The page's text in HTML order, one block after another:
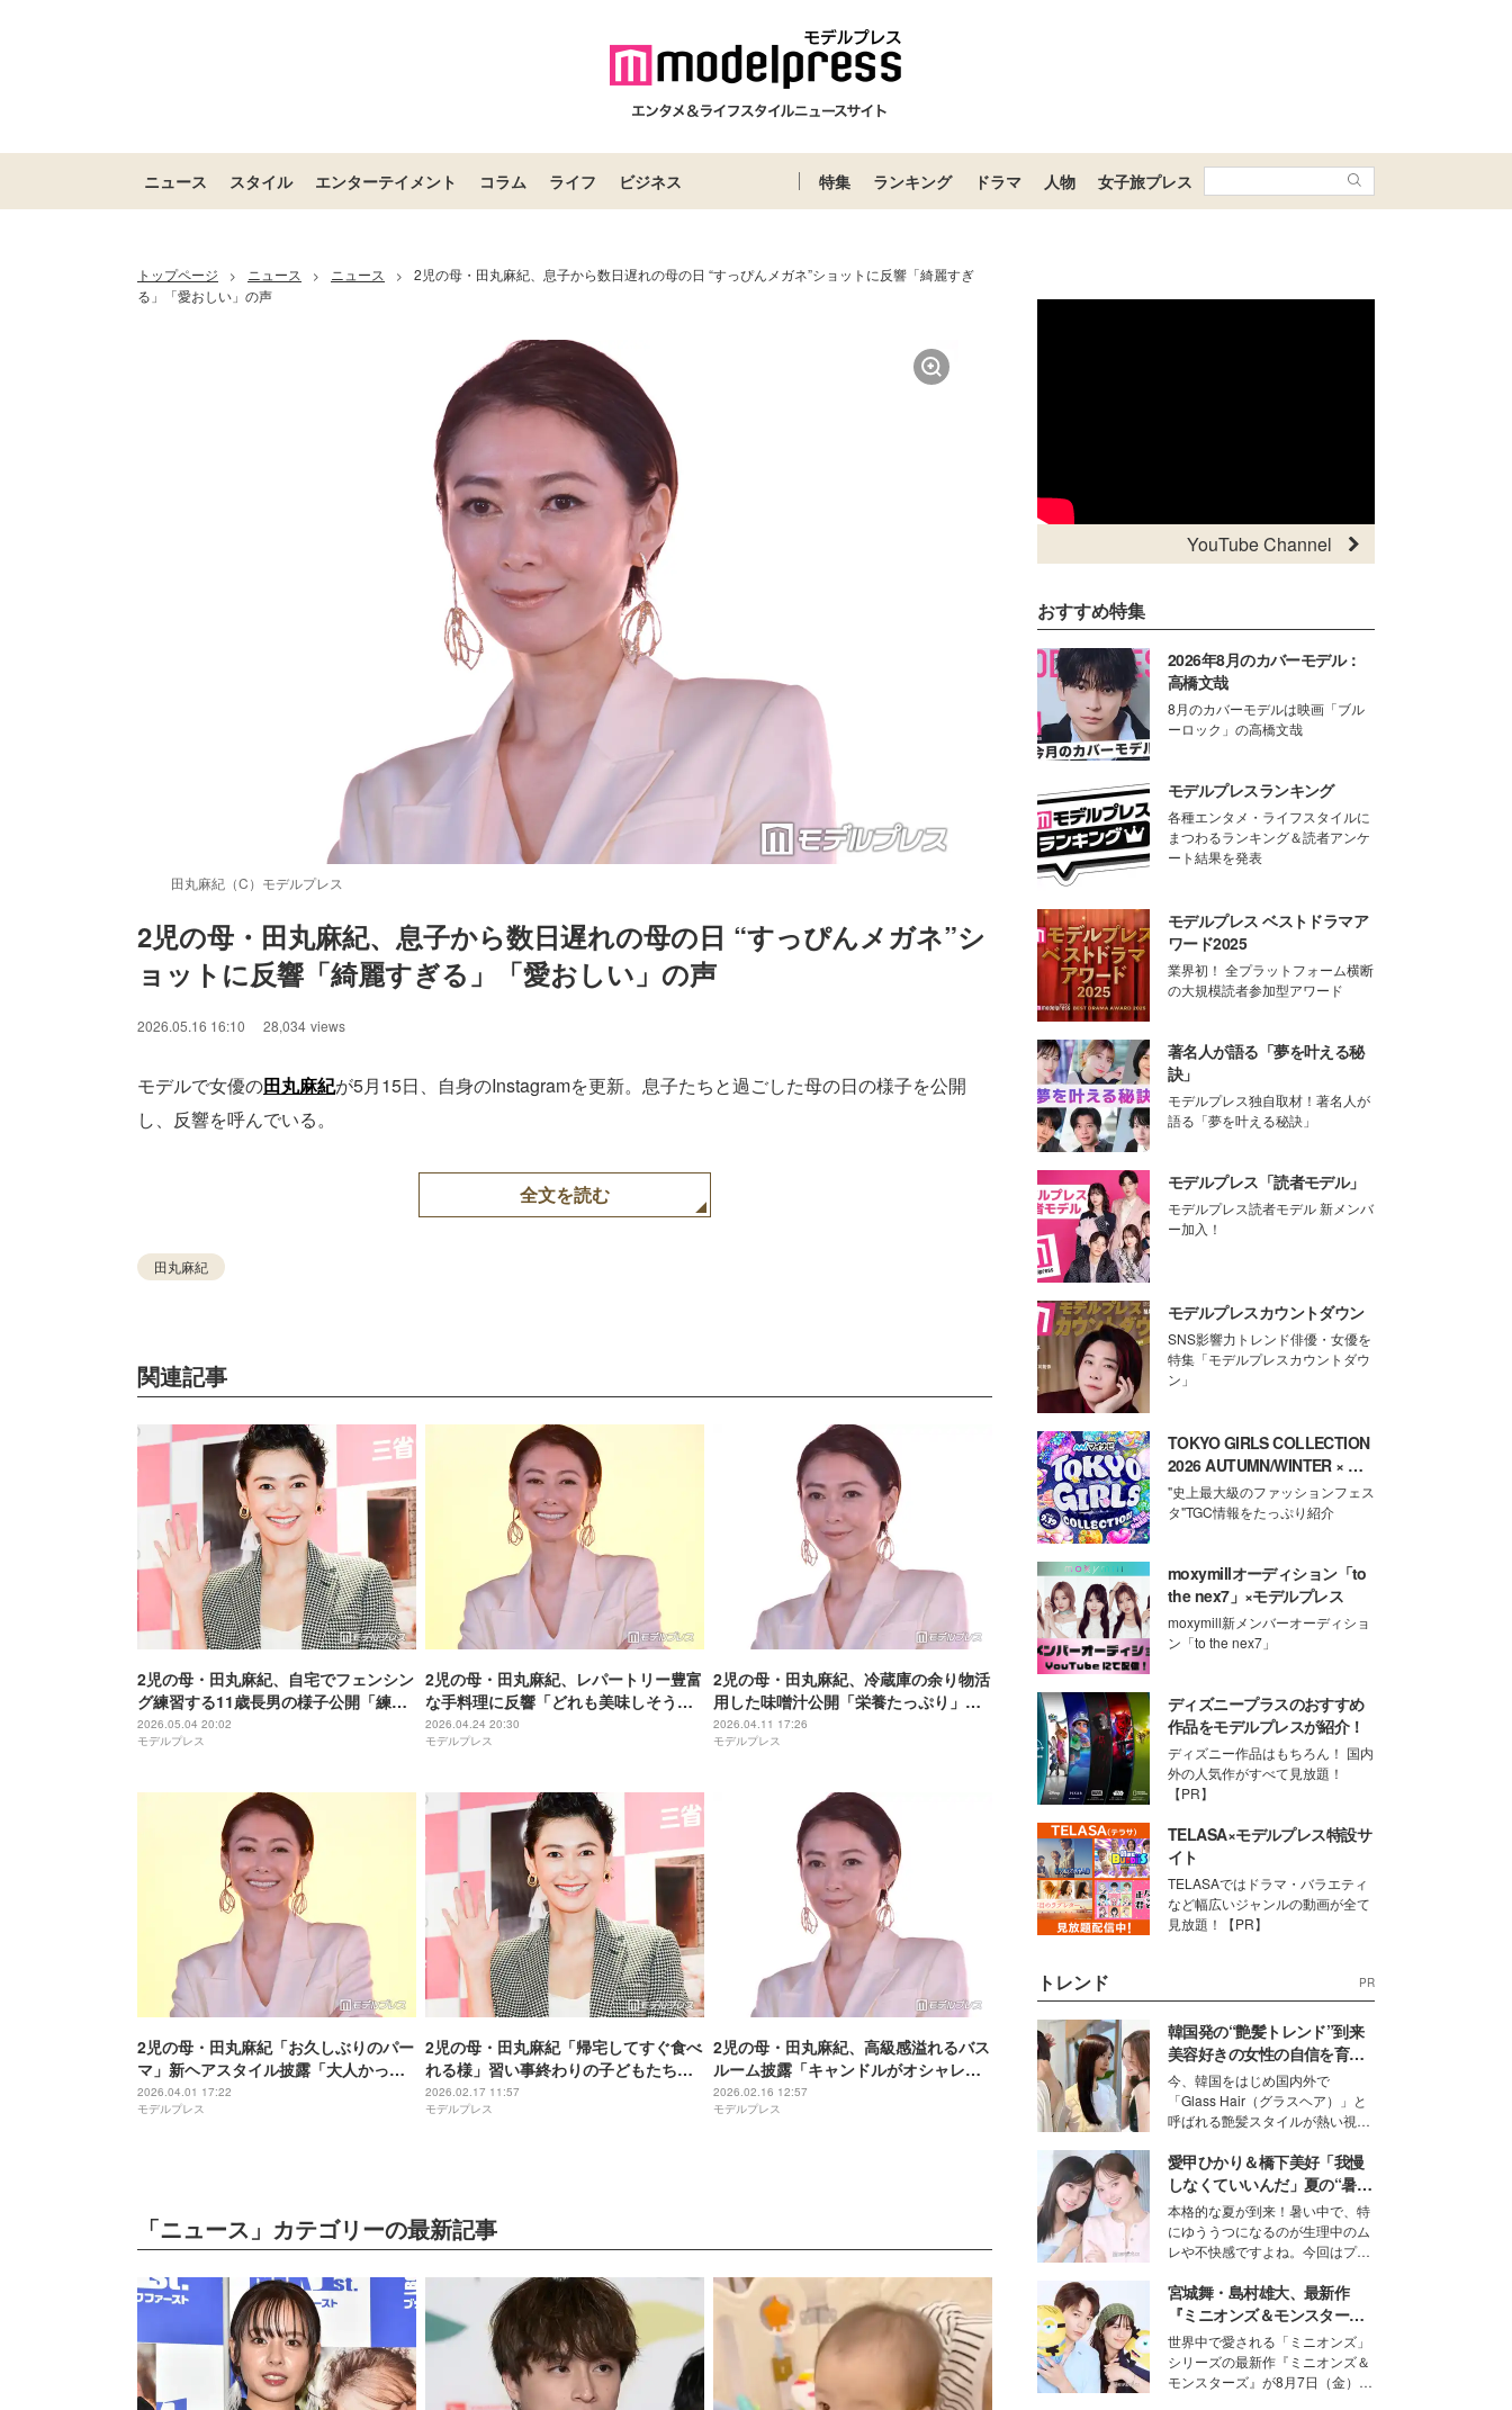
ニュース スタイル エンターテイメント コラム ライフ ビジネス 特集 ランキング ドラマ 人物 女子旅プレス
トップページ > ニュース > ニュース >
2児の母・田丸麻紀、息子から数日遅れの母の日 “すっぴんメガネ”ショットに反響「綺麗すぎ
る」「愛おしい」の声
田丸麻紀（C）モデルプレス
Unmute Loaded
87.03%
2児の母・田丸麻紀、息子から数日遅れの母の日 “すっぴんメガネ”シ
ョットに反響「綺麗すぎる」「愛おしい」の声
2026.05.16 16:10 28,034 views
モデルで女優の田丸麻紀が5月15日、自身のInstagramを更新。息子たちと過ごした母の日の様子を公開
し、反響を呼んでいる。
全文を読む
田丸麻紀
関連記事
2児の母・田丸麻紀、自宅でフェンシン
グ練習する11歳長男の様子公開「練習
できるくらい広いお家で凄い」「かっ
こよすぎる」と反響
2026.05.04 20:02
モデルプレス
2児の母・田丸麻紀、レパートリー豊富
な手料理に反響「どれも美味しそう」
「最高に贅沢」
2026.04.24 20:30
モデルプレス
2児の母・田丸麻紀、冷蔵庫の余り物活
用した味噌汁公開「栄養たっぷり」
「参考になる」と反響
2026.04.11 17:26
モデルプレス
2児の母・田丸麻紀「お久しぶりのパー
マ」新ヘアスタイル披露「大人かっこ
いい」「色っぽい」と反響
2026.04.01 17:22
モデルプレス
2児の母・田丸麻紀「帰宅してすぐ食べ
れる様」習い事終わりの子どもたちに
作った夜食公開「ヘルシーだけどお腹
に溜まる」「身体温まりますね」の声
2026.02.17 11:57
モデルプレス
2児の母・田丸麻紀、高級感溢れるバス
ルーム披露「キャンドルがオシャレ」
「理想の浴室」の声
2026.02.16 12:57
モデルプレス
「ニュース」カテゴリーの最新記事
YouTube Channel
おすすめ特集
2026年8月のカバーモデル：
高橋文哉
8月のカバーモデルは映画「ブル
ーロック」の高橋文哉
モデルプレスランキング
各種エンタメ・ライフスタイルに
まつわるランキング＆読者アンケ
ート結果を発表
モデルプレス ベストドラマア
ワード2025
業界初！ 全プラットフォーム横断
の大規模読者参加型アワード
著名人が語る「夢を叶える秘
訣」
モデルプレス独自取材！著名人が
語る「夢を叶える秘訣」
モデルプレス「読者モデル」
モデルプレス読者モデル 新メンバ
ー加入！
モデルプレスカウントダウン
SNS影響力トレンド俳優・女優を
特集「モデルプレスカウントダウ
ン」
TOKYO GIRLS COLLECTION
2026 AUTUMN/WINTER × モ
デルプレス
"史上最大級のファッションフェス
タ"TGC情報をたっぷり紹介
moxymillオーディション「to
the nex7」×モデルプレス
moxymill新メンバーオーディショ
ン「to the nex7」
ディズニープラスのおすすめ
作品をモデルプレスが紹介！
ディズニー作品はもちろん！ 国内
外の人気作がすべて見放題！
【PR】
TELASA×モデルプレス特設サ
イト
TELASAではドラマ・バラエティ
など幅広いジャンルの動画が全て
見放題！【PR】
トレンド PR
韓国発の“艶髪トレンド”到来
美容好きの女性の自信を育む
「ヘアケア事情」って？
今、韓国をはじめ国内外で
「Glass Hair（グラスヘア）」と
呼ばれる艶髪スタイルが熱い視線
ションの完成度を高めるベースと
して、“髪そのものの美しさ”に改
めて注目する人が増えている様
子。今回は、そんな憧れの艶やか
な髪を日常で叶える、美容好きの
女性たちのヘアケア事情を紹介し
ます。
愛甲ひかり＆橋下美好「我慢
しなくていいんだ」夏の“暑さ
対策”の新しい選択肢とは？
本格的な夏が到来！暑い中で、特
にゆううつになるのが生理中のム
レや不快感ですよね。今回はプラ
モデル・愛甲ひかりさんと橋下美
好さんを迎えて本音で女子会トー
ク。猛暑のお出かけを快適に過ご
すヒントや、2人が感動した夏の
生理の新常識にも迫りました。
宮城舞・島村雄大、最新作
『ミニオンズ＆モンスター
ズ』の魅力熱弁 ハチャメチャ
だけじゃない“友情と絆”に感
動
世界中で愛される「ミニオンズ」
シリーズの最新作『ミニオンズ＆
モンスターズ』が8月7日（金）に